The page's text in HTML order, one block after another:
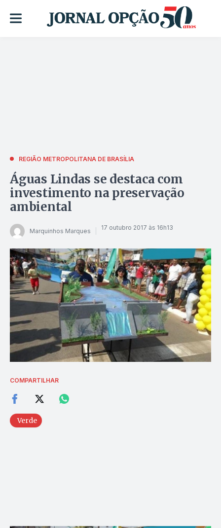
REGIÃO METROPOLITANA DE BRASÍLIA
Águas Lindas se destaca com
investimento na preservação
ambiental
Marquinhos Marques 17 outubro 2017 às 16h13
COMPARTILHAR
Verde